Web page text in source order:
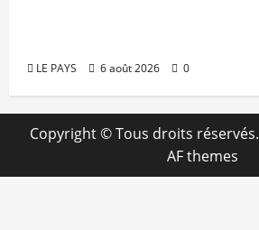
LE PAYS 6 août 2026 0
Copyright © Tous droits réservés.
AF themes